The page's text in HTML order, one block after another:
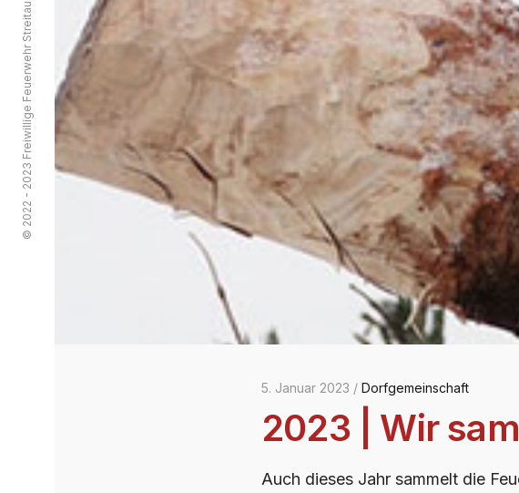
© 2022 - 2023 Freiwillige Feuerwehr Streitau
5. Januar 2023 / Dorfgemeinschaft
2023 | Wir
Auch dieses Jahr sammelt die